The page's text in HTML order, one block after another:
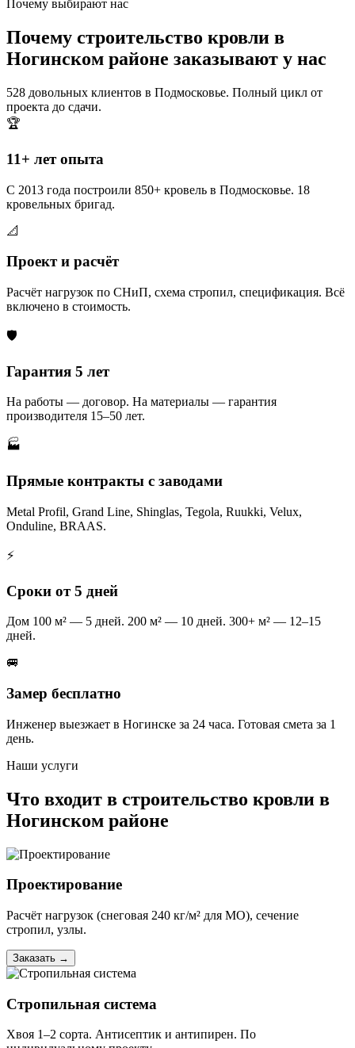
Почему выбирают нас
Почему строительство кровли в
Ногинском районе заказывают у нас
528 довольных клиентов в Подмосковье. Полный цикл от
проекта до сдачи.
🏆
11+ лет опыта
С 2013 года построили 850+ кровель в Подмосковье. 18
кровельных бригад.
📐
Проект и расчёт
Расчёт нагрузок по СНиП, схема стропил, спецификация. Всё
включено в стоимость.
🛡️
Гарантия 5 лет
На работы — договор. На материалы — гарантия
производителя 15–50 лет.
🏭
Прямые контракты с заводами
Metal Profil, Grand Line, Shinglas, Tegola, Ruukki, Velux,
Onduline, BRAAS.
⚡
Сроки от 5 дней
Дом 100 м² — 5 дней. 200 м² — 10 дней. 300+ м² — 12–15
дней.
🚐
Замер бесплатно
Инженер выезжает в Ногинске за 24 часа. Готовая смета за 1
день.
Наши услуги
Что входит в строительство кровли в
Ногинском районе
Проектирование
Расчёт нагрузок (снеговая 240 кг/м² для МО), сечение
стропил, узлы.
Заказать →
Стропильная система
Хвоя 1–2 сорта. Антисептик и антипирен. По